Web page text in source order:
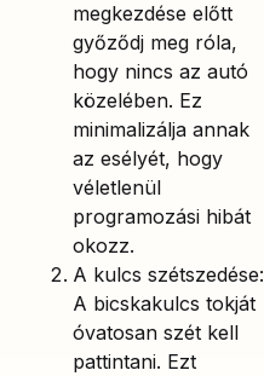
megkezdése előtt
győződj meg róla,
hogy nincs az autó
közelében. Ez
minimalizálja annak
az esélyét, hogy
véletlenül
programozási hibát
okozz.
A kulcs szétszedése:
A bicskakulcs tokját
óvatosan szét kell
pattintani. Ezt